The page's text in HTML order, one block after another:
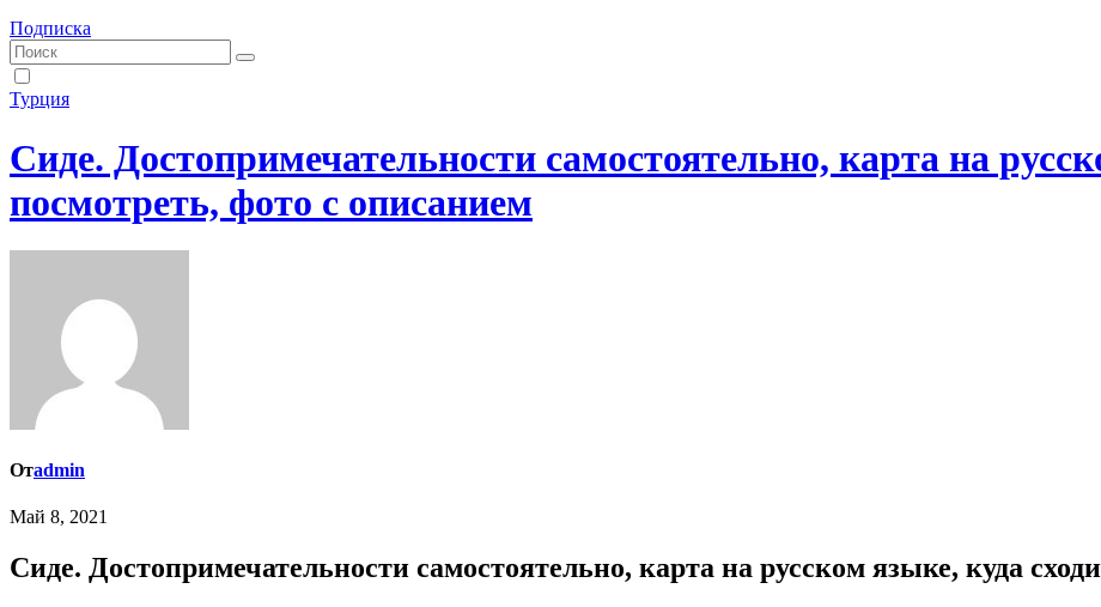
Подписка
Турция
Сиде. Достопримечательности самостоятельно, карта на
посмотреть, фото с описанием
Отadmin
Май 8, 2021
Сиде. Достопримечательности самостоятельно, карта на русском языке, куда